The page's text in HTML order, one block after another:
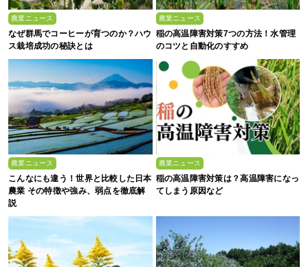
農業ニュース
なぜ群馬でコーヒーが育つのか？ハウ
ス栽培成功の秘訣とは
農業ニュース
稲の高温障害対策7つの方法！水管理
のコツと自動化のすすめ
農業ニュース
こんなにも違う！世界と比較した日本
農業 その特徴や強み、弱点を徹底解
説
農業ニュース
稲の高温障害対策は？高温障害になっ
てしまう原因など